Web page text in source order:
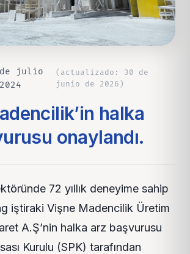
julio
( actualizado : 30 de
junio de 2026 )
halka
onaylandı.
72 yıllık deneyime sahip
iştiraki Vişne Madencilik Üretim
A.Ş’nin halka arz başvurusu
Kurulu (SPK) tarafından